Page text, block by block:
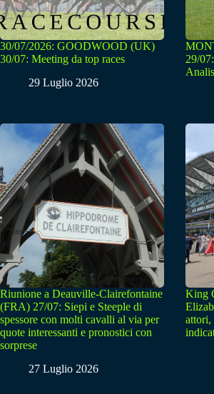
30/07/2026: GOODWOOD (UK)
30/07: Meeting da top races
29 Luglio 2026
29/
Riunione a Deauville-Clairefontaine
(FRA) 27/07: Siepi e Steeple di
spessore con molti cavalli al via per
quote interessanti e pronostici con
sorprese
27 Luglio 2026
King
attori,